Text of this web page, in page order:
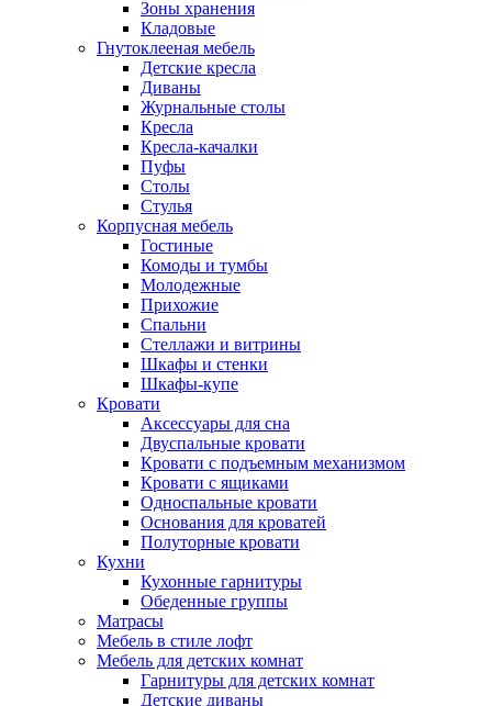
Зоны хранения
Кладовые
Гнутоклееная мебель
Детские кресла
Диваны
Журнальные столы
Кресла
Кресла-качалки
Пуфы
Столы
Стулья
Корпусная мебель
Гостиные
Комоды и тумбы
Молодежные
Прихожие
Спальни
Стеллажи и витрины
Шкафы и стенки
Шкафы-купе
Кровати
Аксессуары для сна
Двуспальные кровати
Кровати с подъемным механизмом
Кровати с ящиками
Односпальные кровати
Основания для кроватей
Полуторные кровати
Кухни
Кухонные гарнитуры
Обеденные группы
Матрасы
Мебель в стиле лофт
Мебель для детских комнат
Гарнитуры для детских комнат
Детские диваны